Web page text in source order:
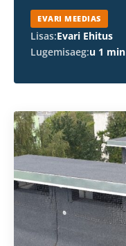
EVARI MEEDIAS
Lisas:Evari Ehitus
Lugemisaeg:u 1 min